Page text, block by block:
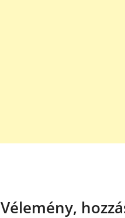
Vélemény,